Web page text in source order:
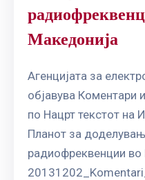
Македонија
Агенцијата за
објавува Коментари
по Нацрт текстот на
Планот за
радиофреквенции во